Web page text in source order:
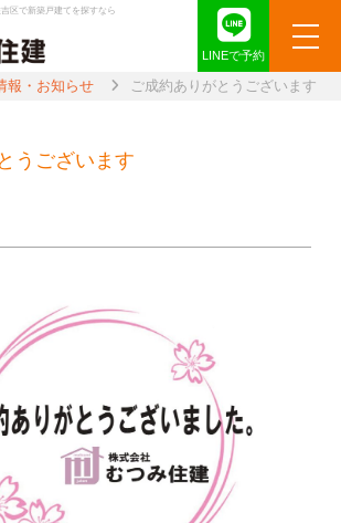
区で新築戸建てを探すなら
LINEで予約
報・お知らせ ご成約ありがとうございます
うございます